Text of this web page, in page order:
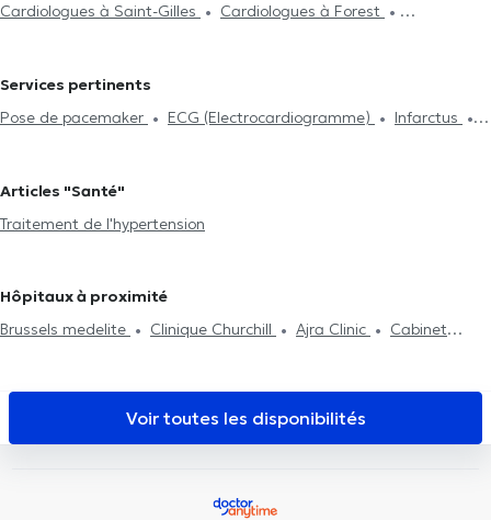
Cardiologues à Saint-Gilles
Cardiologues à Forest
Cardiologues à Bruxelles
Cardiologues à Auderghem
Cardiologues à Schaerbeek
Cardiologues à Rhode-Saint-Genèse
à Braine-L'Alleud
Cardiologues à Rixensart
Services pertinents
Pose de pacemaker
ECG (Electrocardiogramme)
Infarctus
Traitement de l'hypertension
Monitoring Ambulatoire de la Pression Artérielle (MAPA)
Articles "Santé"
Traitement de l'hypertension
Hôpitaux à proximité
Brussels medelite
Clinique Churchill Ajra Clinic
Cabinet
Cabinet Messidor
Centre Médical Edith Cavell
MEDIHERINCKX
Cabinet Dentaire Vanderkindere
Work For It
Brussels Skin Center - Uccle
Voir toutes les disponibilités